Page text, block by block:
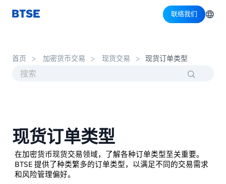
联络我们
首页 加密货币交易 现货交易 现货订单类型
现货订单类型
在加密货币现货交易领域，了解各种订单类型至关重要。
BTSE 提供了种类繁多的订单类型，以满足不同的交易需求
和风险管理偏好。